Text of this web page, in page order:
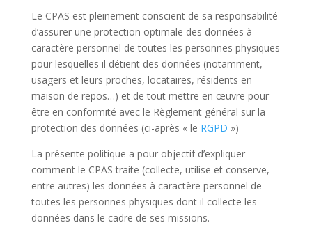
Le CPAS est pleinement conscient de sa responsabilité
d’assurer une protection optimale des données à
caractère personnel de toutes les personnes physiques
pour lesquelles il détient des données (notamment,
usagers et leurs proches, locataires, résidents en
maison de repos…) et de tout mettre en œuvre pour
être en conformité avec le Règlement général sur la
protection des données (ci-après « le RGPD »)
La présente politique a pour objectif d’expliquer
comment le CPAS traite (collecte, utilise et conserve,
entre autres) les données à caractère personnel de
toutes les personnes physiques dont il collecte les
données dans le cadre de ses missions.